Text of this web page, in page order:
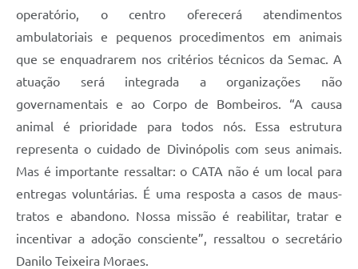
operatório, o centro oferecerá atendimentos
ambulatoriais e pequenos procedimentos em animais
que se enquadrarem nos critérios técnicos da Semac. A
atuação será integrada a organizações não
governamentais e ao Corpo de Bombeiros. “A causa
animal é prioridade para todos nós. Essa estrutura
representa o cuidado de Divinópolis com seus animais.
Mas é importante ressaltar: o CATA não é um local para
entregas voluntárias. É uma resposta a casos de maus-
tratos e abandono. Nossa missão é reabilitar, tratar e
incentivar a adoção consciente”, ressaltou o secretário
Danilo Teixeira Moraes.